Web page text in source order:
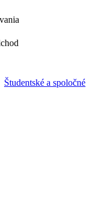
Študentské a spoločné